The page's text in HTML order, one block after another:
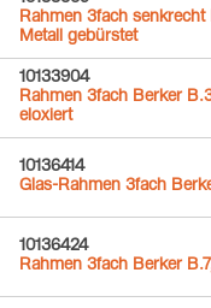
Rahmen 3fach
Metall gebürstet
10133904
Rahmen 3fach Berker
eloxiert
10136414
Glas-Rahmen 3fach
10136424
Rahmen 3fach Berker